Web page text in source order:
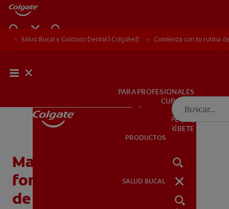
PRODUCTOS
PARA PROFESIONALES
CUPONES
DÓNDE COMPRAR
PE (ES)
SUSCRÍBETE
PRODUCTOS
SALUD BUCAL
Salud Bucal y Cuidado Dental | Colgate® Comienza con tu rutina
Maneras motivadoras de
fomentar buenos hábitos
de cepillado de dientes